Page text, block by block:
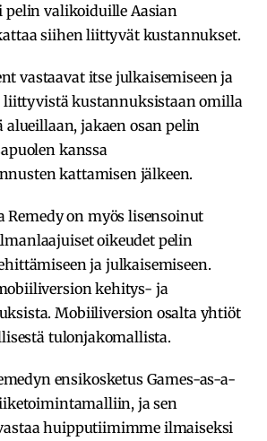
pelin valikoiduille Aasian
siihen liittyvät kustannukset.
vastaavat itse julkaisemiseen ja
kustannuksistaan omilla
jakaen osan pelin
kanssa
kattamisen jälkeen.
Remedy on myös lisensoinut
oikeudet pelin
ja julkaisemiseen.
kehitys- ja
Mobiiliversion osalta yhtiöt
tulonjakomallista.
ensikosketus Games-as-a-
ja sen
huipputiimimme ilmaiseksi